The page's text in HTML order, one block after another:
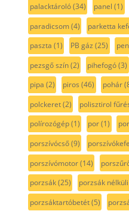
palacktároló(34) panel (1)
paradicsom(4) parketta
paszta (1) PB gáz (25)
pezsgő szín(2) pihefogó(3)
pipa (2) piros (46) pohár
polckeret(2) polisztirol
polírozógép(1) por(1)
porszívócső(9) porszívókefe
porszívómotor(14)
porzsák(25) porzsák nélküli
porzsáktartóbetét(5)